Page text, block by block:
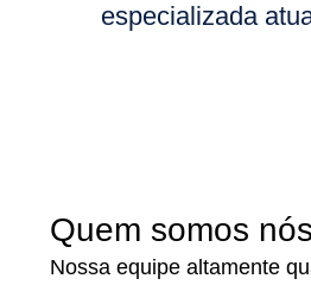
especializada
Quem somos
Nossa equipe altamente